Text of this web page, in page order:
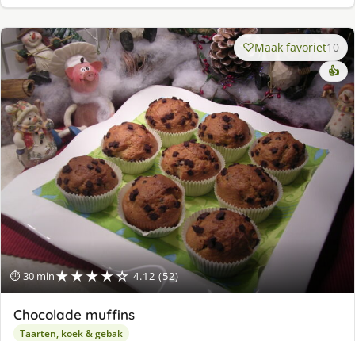
⏱ 30 min★★★★☆ 4.12 (52)
Maak favoriet10
👍
Chocolade muffins
Taarten, koek & gebak